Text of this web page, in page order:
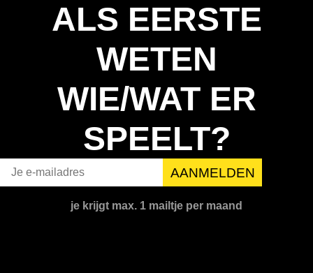
ALS EERSTE
WETEN
WIE/WAT ER
SPEELT?
je krijgt max. 1 mailtje per maand